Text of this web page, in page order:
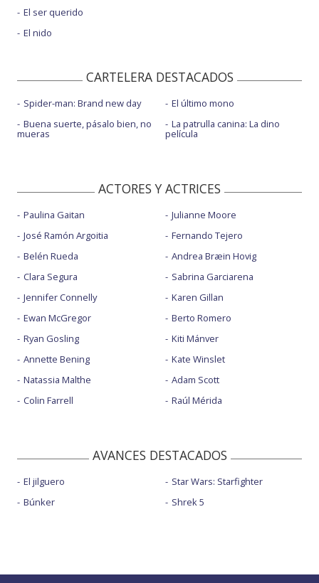
El ser querido
El nido
CARTELERA DESTACADOS
Spider-man: Brand new day
Buena suerte, pásalo bien, no
mueras
El último mono
La patrulla canina: La dino
película
ACTORES Y ACTRICES
Paulina Gaitan
José Ramón Argoitia
Belén Rueda
Clara Segura
Jennifer Connelly
Ewan McGregor
Ryan Gosling
Annette Bening
Natassia Malthe
Colin Farrell
Julianne Moore
Fernando Tejero
Andrea Bræin Hovig
Sabrina Garciarena
Karen Gillan
Berto Romero
Kiti Mánver
Kate Winslet
Adam Scott
Raúl Mérida
AVANCES DESTACADOS
El jilguero
Búnker
Star Wars: Starfighter
Shrek 5